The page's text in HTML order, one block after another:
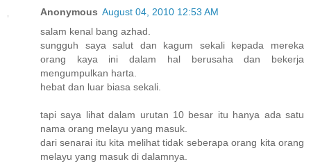
Anonymous August 04, 2010 12:53 AM
salam kenal bang azhad.
sungguh saya salut dan kagum sekali kepada mereka
orang kaya ini dalam hal berusaha dan bekerja
mengumpulkan harta.
hebat dan luar biasa sekali.
tapi saya lihat dalam urutan 10 besar itu hanya ada satu
nama orang melayu yang masuk.
dari senarai itu kita melihat tidak seberapa orang kita orang
melayu yang masuk di dalamnya.